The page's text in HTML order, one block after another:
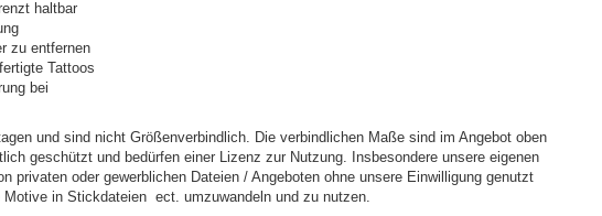
haltbar
zu entfernen
Tattoos
bei
und sind nicht Größenverbindlich. Die verbindlichen Maße sind im Angebot oben
geschützt und bedürfen einer Lizenz zur Nutzung. Insbesondere unsere eigenen
privaten oder gewerblichen Dateien / Angeboten ohne unsere Einwilligung genutzt
in Stickdateien ect. umzuwandeln und zu nutzen.